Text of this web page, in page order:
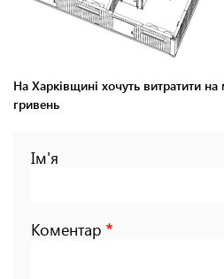
На Харківщині хочуть витратити
гривень
Ім'я
Коментар